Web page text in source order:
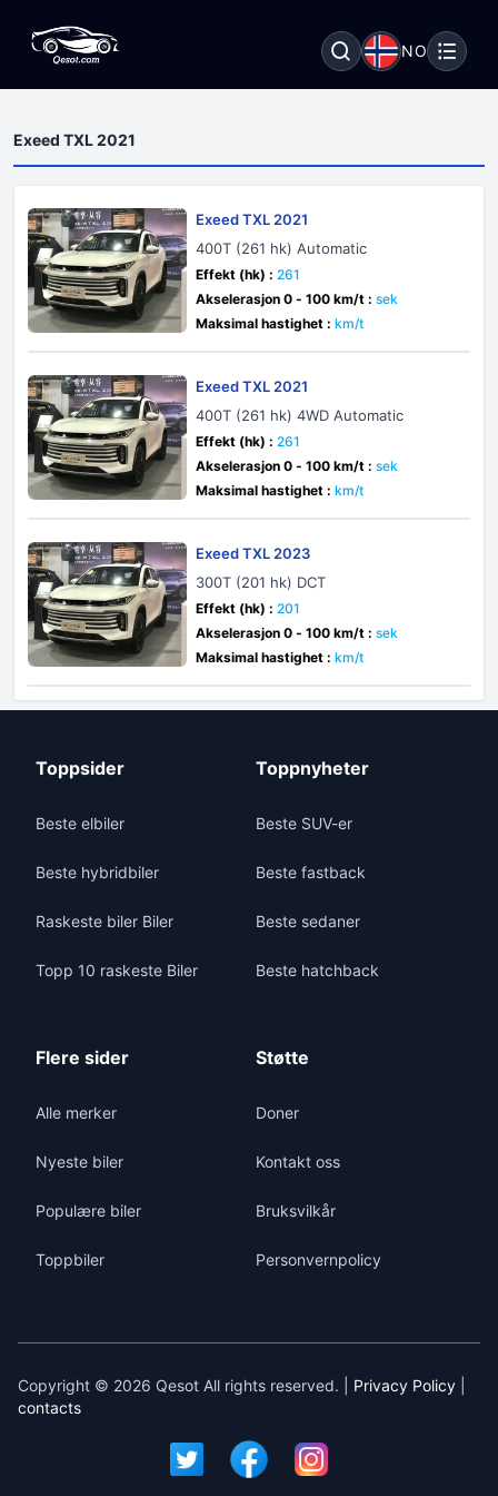
NO
Exeed TXL 2021
Exeed TXL 2021
400T (261 hk) Automatic
Effekt (hk) : 261
Akselerasjon 0 - 100 km/t : sek
Maksimal hastighet : km/t
Exeed TXL 2021
400T (261 hk) 4WD Automatic
Effekt (hk) : 261
Akselerasjon 0 - 100 km/t : sek
Maksimal hastighet : km/t
Exeed TXL 2023
300T (201 hk) DCT
Effekt (hk) : 201
Akselerasjon 0 - 100 km/t : sek
Maksimal hastighet : km/t
Toppsider
Beste elbiler
Beste hybridbiler
Raskeste biler Biler
Topp 10 raskeste Biler
Toppnyheter
Beste SUV-er
Beste fastback
Beste sedaner
Beste hatchback
Flere sider
Alle merker
Nyeste biler
Populære biler
Toppbiler
Støtte
Doner
Kontakt oss
Bruksvilkår
Personvernpolicy
Copyright © 2026 Qesot All rights reserved. | Privacy Policy
contacts